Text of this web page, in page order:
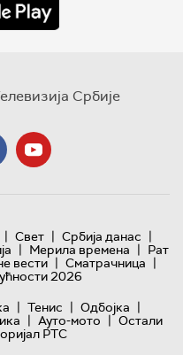
Србије
| Свет | Србија данас |
| Мерила времена | Рат
вести | Сматрачница |
2026
| Тенис | Одбојка |
| Ауто-мото | Остали
РТС